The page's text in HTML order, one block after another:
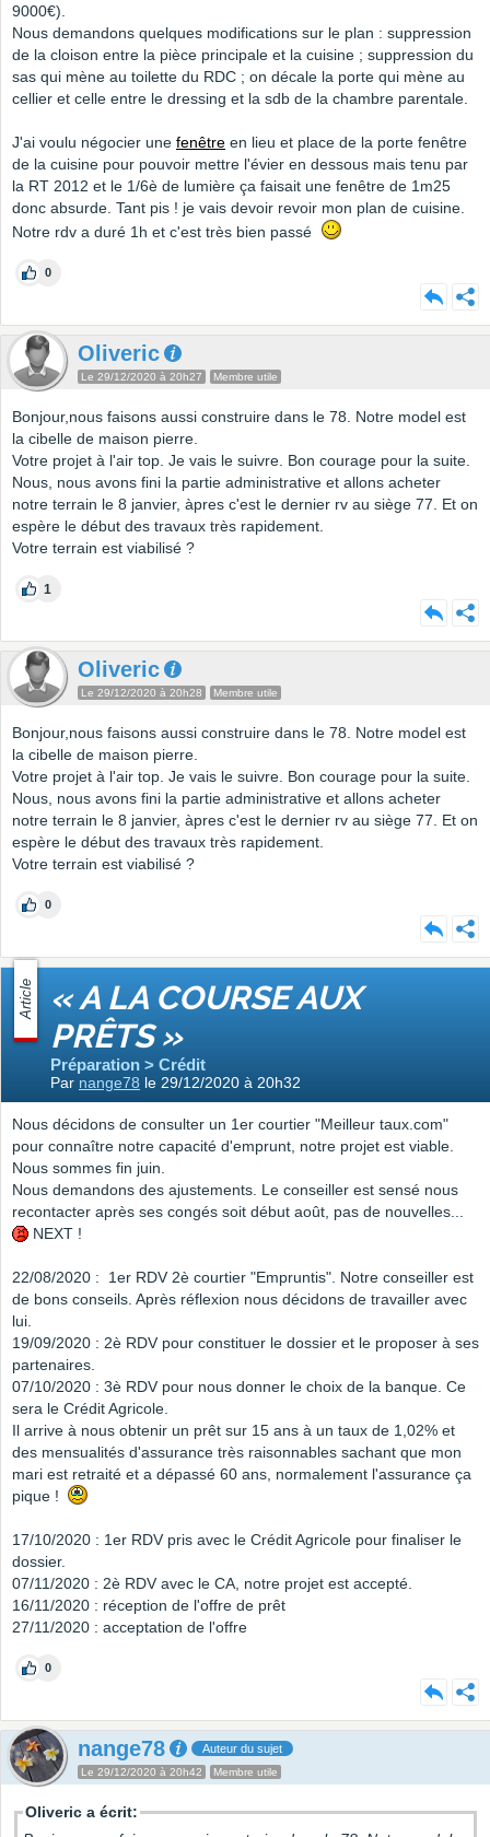
9000€).
Nous demandons quelques modifications sur le plan : suppression
de la cloison entre la pièce principale et la cuisine ; suppression du
sas qui mène au toilette du RDC ; on décale la porte qui mène au
cellier et celle entre le dressing et la sdb de la chambre parentale.
J'ai voulu négocier une fenêtre en lieu et place de la porte fenêtre
de la cuisine pour pouvoir mettre l'évier en dessous mais tenu par
la RT 2012 et le 1/6è de lumière ça faisait une fenêtre de 1m25
donc absurde. Tant pis ! je vais devoir revoir mon plan de cuisine.
Notre rdv a duré 1h et c'est très bien passé
0
Oliveric
Le 29/12/2020 à 20h27 Membre utile
Bonjour,nous faisons aussi construire dans le 78. Notre model est
la cibelle de maison pierre.
Votre projet à l'air top. Je vais le suivre. Bon courage pour la suite.
Nous, nous avons fini la partie administrative et allons acheter
notre terrain le 8 janvier, àpres c'est le dernier rv au siège 77. Et on
espère le début des travaux très rapidement.
Votre terrain est viabilisé ?
1
Oliveric
Le 29/12/2020 à 20h28 Membre utile
Bonjour,nous faisons aussi construire dans le 78. Notre model est
la cibelle de maison pierre.
Votre projet à l'air top. Je vais le suivre. Bon courage pour la suite.
Nous, nous avons fini la partie administrative et allons acheter
notre terrain le 8 janvier, àpres c'est le dernier rv au siège 77. Et on
espère le début des travaux très rapidement.
Votre terrain est viabilisé ?
0
Article « A LA COURSE AUX
PRÊTS »
Préparation > Crédit
Par nange78 le 29/12/2020 à 20h32
Nous décidons de consulter un 1er courtier "Meilleur taux.com"
pour connaître notre capacité d'emprunt, notre projet est viable.
Nous sommes fin juin.
Nous demandons des ajustements. Le conseiller est sensé nous
recontacter après ses congés soit début août, pas de nouvelles...
NEXT !
22/08/2020 : 1er RDV 2è courtier "Empruntis". Notre conseiller est
de bons conseils. Après réflexion nous décidons de travailler avec
lui.
19/09/2020 : 2è RDV pour constituer le dossier et le proposer à ses
partenaires.
07/10/2020 : 3è RDV pour nous donner le choix de la banque. Ce
sera le Crédit Agricole.
Il arrive à nous obtenir un prêt sur 15 ans à un taux de 1,02% et
des mensualités d'assurance très raisonnables sachant que mon
mari est retraité et a dépassé 60 ans, normalement l'assurance ça
pique !
17/10/2020 : 1er RDV pris avec le Crédit Agricole pour finaliser le
dossier.
07/11/2020 : 2è RDV avec le CA, notre projet est accepté.
16/11/2020 : réception de l'offre de prêt
27/11/2020 : acceptation de l'offre
0
nange78 Auteur du sujet
Le 29/12/2020 à 20h42 Membre utile
Oliveric a écrit: